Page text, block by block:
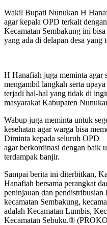
Wakil Bupati Nunukan H
agar kepala OPD terkait
Kecamatan Sembakung ini
yang ada di delapan desa yang
H Hanafiah juga meminta agar
mengambil langkah serta
terjadi hal-hal yang tidak di
masyarakat Kabupaten
Wabup juga meminta untuk
kesehatan agar warga bisa
Diminta kepada seluruh OPD
agar berkordinasi dengan baik
terdampak banjir.
Sampai berita ini diterbitkan,
Hanafiah bersama perangkat
peninjauan dan
kecamatan Sembakung,
adalah Kecamatan Lumbis,
Kecamatan Sebuku.®